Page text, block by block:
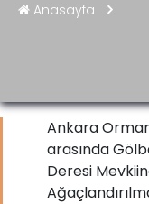
Anasayfa
Ankara
arasında
Deresi